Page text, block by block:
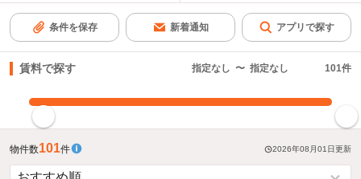
条件を保存 新着通知 アプリで探す
賃料で探す 指定なし 〜 指定なし 101件
物件数101件 2026年08月01日更新